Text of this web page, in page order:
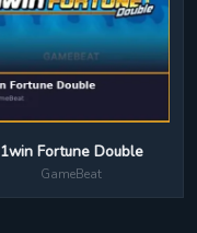
1win Fortune Double
GameBeat